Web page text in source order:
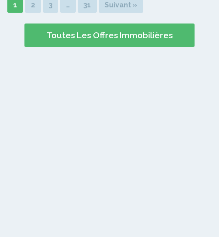
1 2 3 … 31 Suivant »
Toutes Les Offres Immobilières